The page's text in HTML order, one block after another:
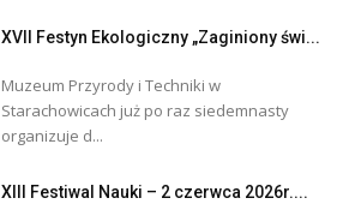
XVII Festyn Ekologiczny „Zaginiony świ...
Muzeum Przyrody i Techniki w
Starachowicach już po raz siedemnasty
organizuje d...
XIII Festiwal Nauki – 2 czerwca 2026r....